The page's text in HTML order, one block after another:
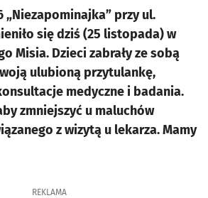
„Niezapominajka” przy ul.
się dziś (25 listopada) w
Misia. Dzieci zabrały ze sobą
ulubioną przytulankę,
medyczne i badania.
zmniejszyć u maluchów
z wizytą u lekarza. Mamy
REKLAMA